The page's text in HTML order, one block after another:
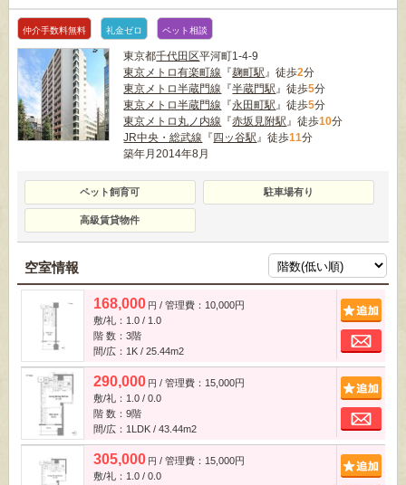
仲介手数料無料 礼金ゼロ ペット相談
東京都千代田区平河町1-4-9
東京メトロ有楽町線 『麹町駅』徒歩2分
東京メトロ半蔵門線 『半蔵門駅』徒歩5分
東京メトロ半蔵門線 『永田町駅』徒歩5分
東京メトロ丸ノ内線 『赤坂見附駅』徒歩10分
JR中央・総武線 『 四ッ谷駅』徒歩11分
築年月2014年8月
ペット飼育可 駐車場有り
高級賃貸物件
空室情報
168,000 円 / 管理費：10,000円
敷/礼：1.0 / 1.0
階 数：3階
間/広：1K / 25.44m2
290,000 円 / 管理費：15,000円
敷/礼：1.0 / 0.0
階 数：9階
間/広：1LDK / 43.44m2
305,000 円 / 管理費：15,000円
敷/礼：1.0 / 0.0